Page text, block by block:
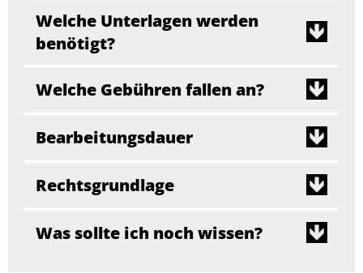
Welche Unterlagen werden
benötigt?
Welche Gebühren fallen an?
Bearbeitungsdauer
Rechtsgrundlage
Was sollte ich noch wissen?